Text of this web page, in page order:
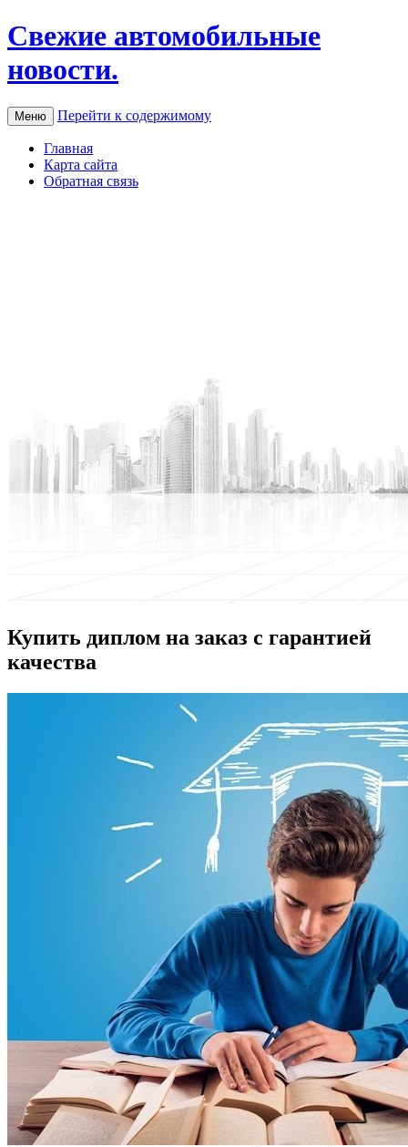
Свежие автомобильные
новости.
Меню Перейти к содержимому
Главная
Карта сайта
Обратная связь
Купить диплом на заказ с гарантией
качества